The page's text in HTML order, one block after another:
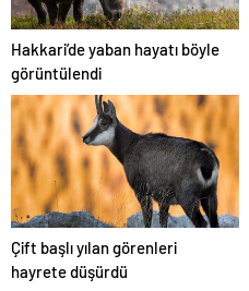
Hakkari’de yaban hayatı böyle
görüntülendi
Çift başlı yılan görenleri
hayrete düşürdü